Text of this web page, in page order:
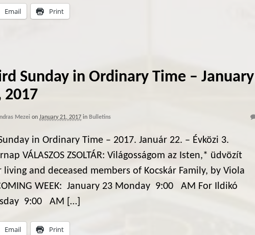
Email Print
Sunday in Ordinary Time – January
2017
Mezei on January 21, 2017 in Bulletins
in Ordinary Time – 2017. Január 22. – Évközi 3.
VÁLASZOS ZSOLTÁR: Világosságom az Isten,* üdvözít
living and deceased members of Kocskár Family, by Viola
COMING WEEK: January 23 Monday 9:00 AM For Ildikó
9:00 AM […]
Email Print